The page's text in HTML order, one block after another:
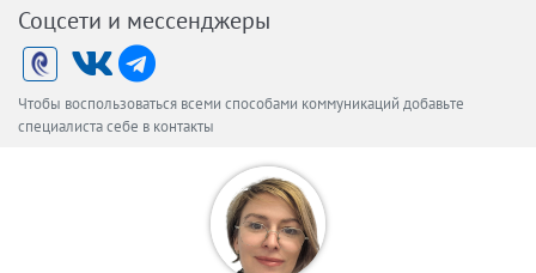
Соцсети и мессенджеры
Чтобы воспользоваться всеми способами коммуникаций добавьте
специалиста себе в контакты